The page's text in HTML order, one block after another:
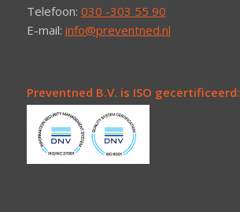
Telefoon: 030 -303 55 90
E-mail: info@preventned.nl
Preventned B.V. is ISO gecertificeerd: